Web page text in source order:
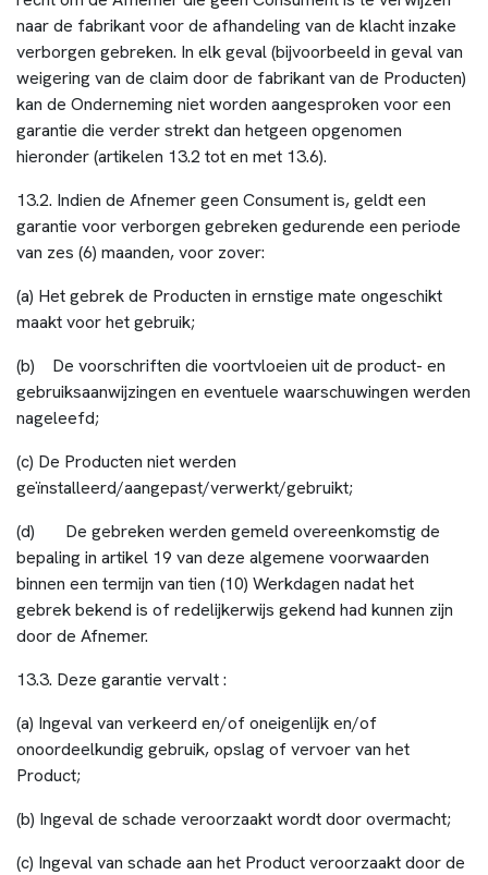
naar de fabrikant voor de afhandeling van de klacht inzake
verborgen gebreken. In elk geval (bijvoorbeeld in geval van
weigering van de claim door de fabrikant van de Producten)
kan de Onderneming niet worden aangesproken voor een
garantie die verder strekt dan hetgeen opgenomen
hieronder (artikelen 13.2 tot en met 13.6).
13.2. Indien de Afnemer geen Consument is, geldt een
garantie voor verborgen gebreken gedurende een periode
van zes (6) maanden, voor zover:
(a) Het gebrek de Producten in ernstige mate ongeschikt
maakt voor het gebruik;
(b) De voorschriften die voortvloeien uit de product- en
gebruiksaanwijzingen en eventuele waarschuwingen werden
nageleefd;
(c) De Producten niet werden
geïnstalleerd/aangepast/verwerkt/gebruikt;
(d) De gebreken werden gemeld overeenkomstig de
bepaling in artikel 19 van deze algemene voorwaarden
binnen een termijn van tien (10) Werkdagen nadat het
gebrek bekend is of redelijkerwijs gekend had kunnen zijn
door de Afnemer.
13.3. Deze garantie vervalt :
(a) Ingeval van verkeerd en/of oneigenlijk en/of
onoordeelkundig gebruik, opslag of vervoer van het
Product;
(b) Ingeval de schade veroorzaakt wordt door overmacht;
(c) Ingeval van schade aan het Product veroorzaakt door de